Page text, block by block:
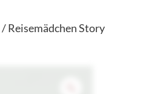
/ Reisemädchen Story